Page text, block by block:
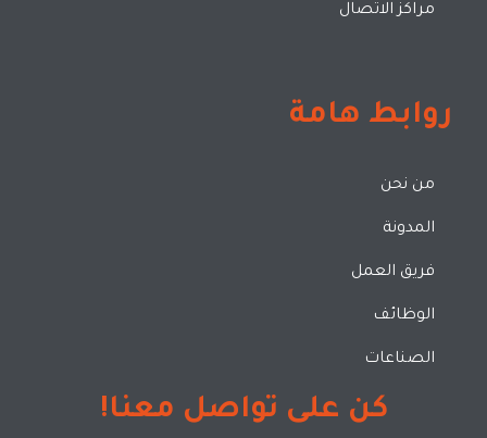
مراكز الاتصال
روابط هامة
من نحن
المدونة
فريق العمل
الوظائف
الصناعات
كن على تواصل معنا!